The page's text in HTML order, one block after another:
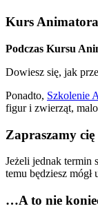
Kurs
Podczas Kursu
Dowiesz się, jak
Ponadto, Szkolenie
figur i zwierząt,
Zapraszamy
Jeżeli jednak termin
temu będziesz
…A to nie